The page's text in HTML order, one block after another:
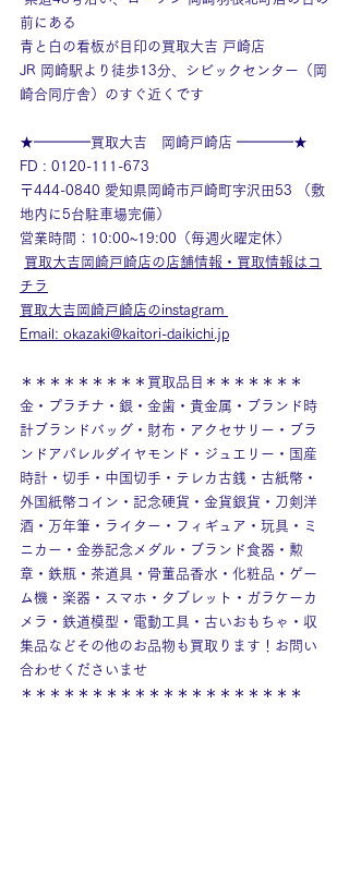
前にある
青と白の看板が目印の買取大吉 戸崎店
JR 岡崎駅より徒歩13分、シビックセンター（岡
崎合同庁舎）のすぐ近くです
★━━━━買取大吉　岡崎戸崎店 ━━━━★
FD : 0120-111-673
〒444-0840 愛知県岡崎市戸崎町字沢田53 （敷
地内に5台駐車場完備）
営業時間：10:00~19:00（毎週火曜定休）
買取大吉岡崎戸崎店の店舗情報・買取情報はコ
チラ
買取大吉岡崎戸崎店のinstagram
Email: okazaki@kaitori-daikichi.jp
＊＊＊＊＊＊＊＊＊買取品目＊＊＊＊＊＊＊
金・プラチナ・銀・金歯・貴金属・ブランド時
計ブランドバッグ・財布・アクセサリー・ブラ
ンドアパレルダイヤモンド・ジュエリー・国産
時計・切手・中国切手・テレカ古銭・古紙幣・
外国紙幣コイン・記念硬貨・金貨銀貨・刀剣洋
酒・万年筆・ライター・フィギュア・玩具・ミ
ニカー・金券記念メダル・ブランド食器・勲
章・鉄瓶・茶道具・骨董品香水・化粧品・ゲー
ム機・楽器・スマホ・タブレット・ガラケーカ
メラ・鉄道模型・電動工具・古いおもちゃ・収
集品などその他のお品物も買取ります！お問い
合わせくださいませ
＊＊＊＊＊＊＊＊＊＊＊＊＊＊＊＊＊＊＊＊